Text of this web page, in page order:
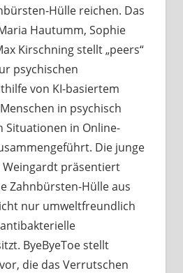
Hülle reichen. Das
Hautumm, Sophie
Kirschning stellt „peers“
psychischen
von KI-basiertem
in psychisch
Situationen in Online-
Die junge
präsentiert
Zahnbürsten-Hülle aus
nur umweltfreundlich
ByeByeToe stellt
die das Verrutschen